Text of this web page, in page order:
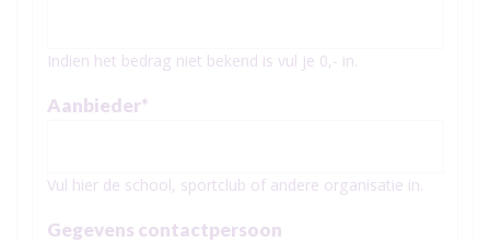
Indien het bedrag niet bekend is vul je 0,- in.
Aanbieder*
Vul hier de school, sportclub of andere organisatie in.
Gegevens contactpersoon